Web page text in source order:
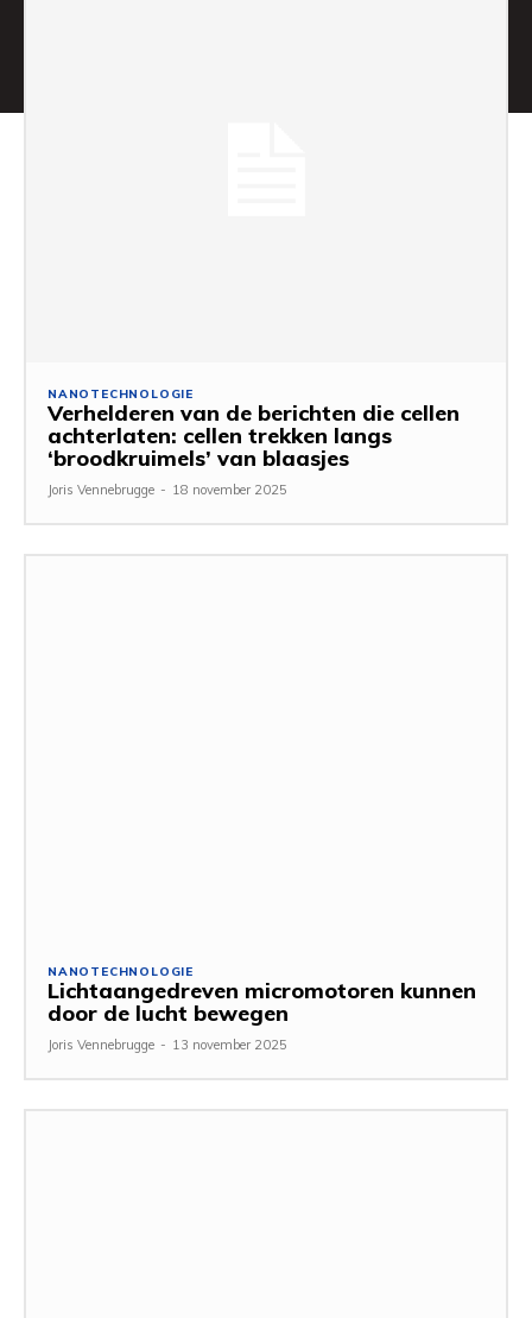
NANOTECHNOLOGIE
Verhelderen van de berichten die cellen
achterlaten: cellen trekken langs
‘broodkruimels’ van blaasjes
Joris Vennebrugge - 18 november 2025
NANOTECHNOLOGIE
Lichtaangedreven micromotoren kunnen
door de lucht bewegen
Joris Vennebrugge - 13 november 2025